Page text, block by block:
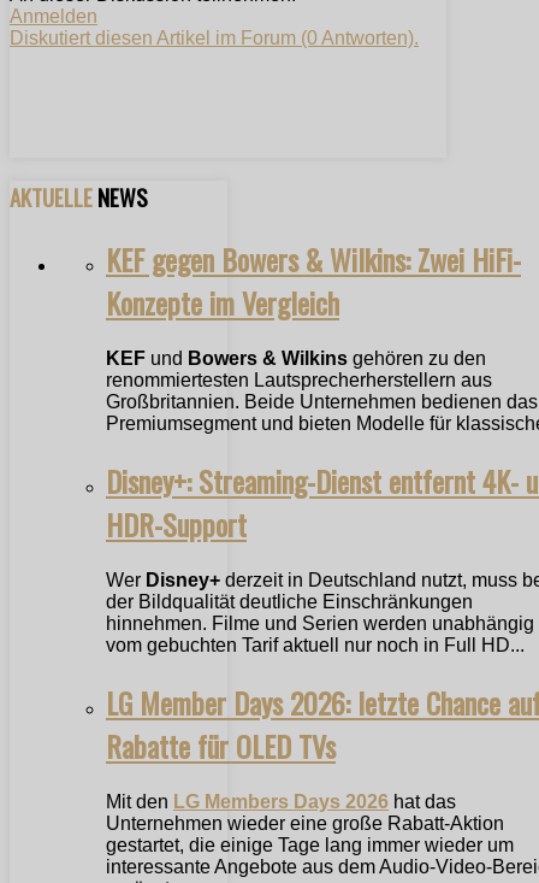
Anmelden
Diskutiert diesen Artikel im Forum (0 Antworten).
AKTUELLENEWS
KEF gegen Bowers & Wilkins: Zwei HiFi-
Konzepte im Vergleich
KEF und Bowers & Wilkins gehören zu den
renommiertesten Lautsprecherherstellern aus
Großbritannien. Beide Unternehmen bedienen das
Premiumsegment und bieten Modelle für
Disney+: Streaming-Dienst entfernt 4K-
HDR-Support
Wer Disney+ derzeit in Deutschland nutzt, muss
der Bildqualität deutliche Einschränkungen
hinnehmen. Filme und Serien werden unabhängig
vom gebuchten Tarif aktuell nur noch in Full HD...
LG Member Days 2026: letzte Chance
Rabatte für OLED TVs
Mit den LG Members Days 2026 hat das
Unternehmen wieder eine große Rabatt-Aktion
gestartet, die einige Tage lang immer wieder um
interessante Angebote aus dem Audio-Video-